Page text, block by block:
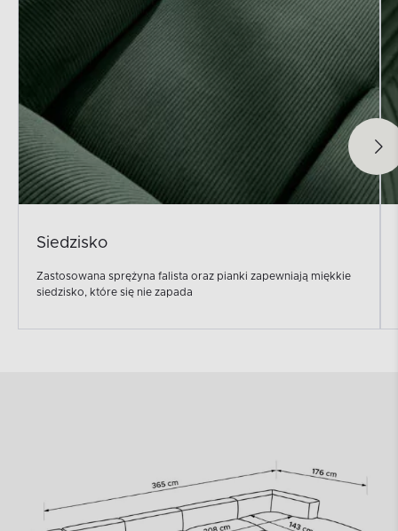
Siedzisko
Zastosowana sprężyna falista oraz pianki zapewniają miękkie
siedzisko, które się nie zapada